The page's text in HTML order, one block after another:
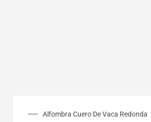
Alfombra Cuero De Vaca Redonda
Rango